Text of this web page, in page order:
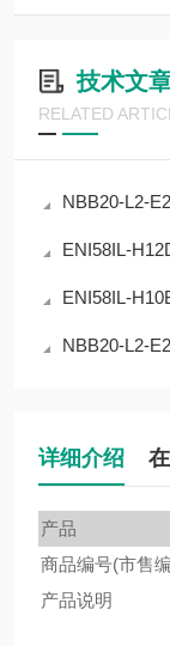
技术文
RELATED
NBB20-L2-
ENI58IL-
ENI58IL-
NBB20-L2-
详细介绍
产品
商品编号(市售
产品说明